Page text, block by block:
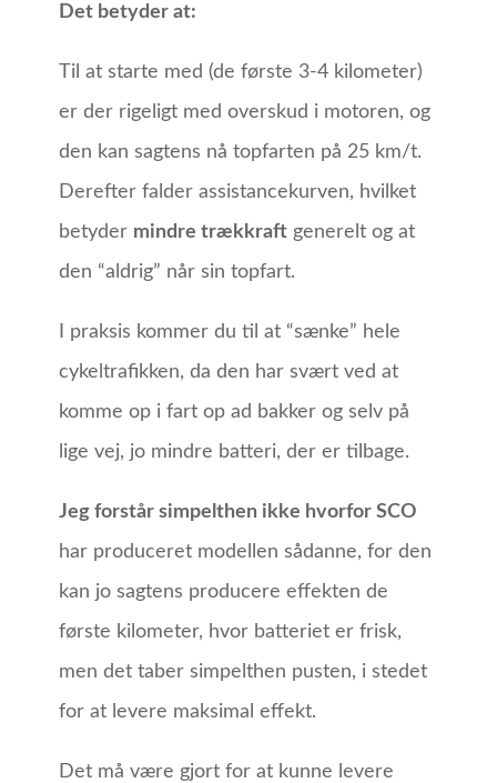
Det betyder at:
Til at starte med (de første 3-4 kilometer)
er der rigeligt med overskud i motoren, og
den kan sagtens nå topfarten på 25 km/t.
Derefter falder assistancekurven, hvilket
betyder mindre trækkraftgenerelt og at
den “aldrig” når sin topfart.
I praksis kommer du til at “sænke” hele
cykeltrafikken, da den har svært ved at
komme op i fart op ad bakker og selv på
lige vej, jo mindre batteri, der er tilbage.
Jeg forstår simpelthen ikke hvorfor SCO
har produceret modellen sådanne, for den
kan jo sagtens producere effekten de
første kilometer, hvor batteriet er frisk,
men det taber simpelthen pusten, i stedet
for at levere maksimal effekt.
Det må være gjort for at kunne levere